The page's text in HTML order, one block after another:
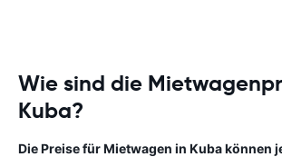
Wie sind die
Kuba?
Die Preise für Mietwagen in Kuba können